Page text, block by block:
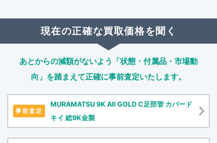
現在の正確な買取価格を聞く
あとからの減額がないよう「状態・付属品・市場動
向」を踏まえて正確に事前査定いたします。
事前査定
MURAMATSU 9K All GOLD C足部管 カバード
キイ 総9K金製